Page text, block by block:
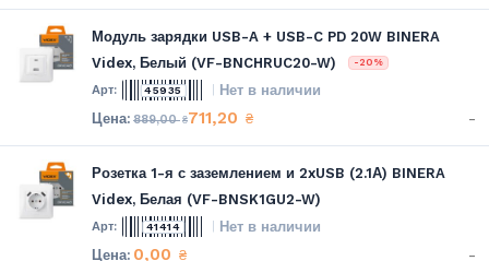
Модуль зарядки USB-A + USB-C PD 20W BINERA
Videx, Белый (VF-BNCHRUC20-W)
-20%
45935 Нет в наличии
889,00₴711,20 ₴ -
Розетка 1-я с заземлением и 2xUSB (2.1А) BINERA
Videx, Белая (VF-BNSK1GU2-W)
41414 Нет в наличии
0,00 ₴ -